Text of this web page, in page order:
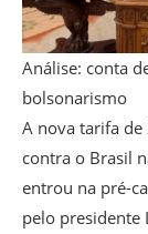
Análise: conta
bolsonarismo
A nova tarifa de
contra o Brasil
entrou na pré-
pelo presidente